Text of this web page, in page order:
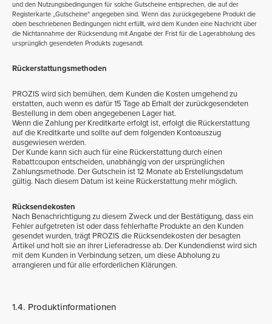
und den Nutzungsbedingungen für solche Gutscheine entsprechen, die auf der
Registerkarte „Gutscheine“ angegeben sind. Wenn das zurückgegebene Produkt die
oben beschriebenen Bedingungen nicht erfüllt, wird dem Kunden eine Nachricht über
die Nichtannahme der Rücksendung mit Angabe der Frist für die Lagerabholung des
ursprünglich gesendeten Produkts zugesandt.
Rückerstattungsmethoden
PROZIS wird sich bemühen, dem Kunden die Kosten umgehend zu
erstatten, auch wenn es dafür 15 Tage ab Erhalt der zurückgesendeten
Bestellung in dem oben angegebenen Lager hat.
Wenn die Zahlung per Kreditkarte erfolgt ist, erfolgt die Rückerstattung
auf die Kreditkarte und sollte auf dem folgenden Kontoauszug
ausgewiesen werden.
Der Kunde kann sich auch für eine Rückerstattung durch einen
Rabattcoupon entscheiden, unabhängig von der ursprünglichen
Zahlungsmethode. Der Gutschein ist 12 Monate ab Erstellungsdatum
gültig. Nach diesem Datum ist keine Rückerstattung mehr möglich.
Rücksendekosten
Nach Benachrichtigung zu diesem Zweck und der Bestätigung, dass ein
Fehler aufgetreten ist oder dass fehlerhafte Produkte an den Kunden
gesendet wurden, trägt PROZIS die Rücksendekosten der besagten
Artikel und holt sie an ihrer Lieferadresse ab. Der Kundendienst wird sich
mit dem Kunden in Verbindung setzen, um diese Abholung zu
arrangieren und für alle erforderlichen Klärungen.
1.4. Produktinformationen